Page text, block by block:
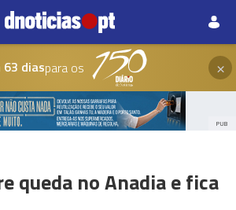
63 diaspara os ×
PUB
queda no Anadia e fica